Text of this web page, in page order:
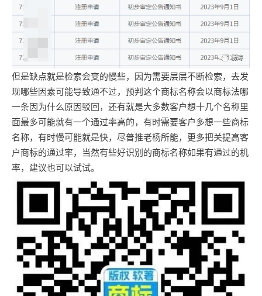
但是缺点就是检索会变的慢些，因为需要层层不断检索，去发
现哪些因素可能导致通不过，预判这个商标名称会以商标法哪
一条因为什么原因驳回，还有就是大多数客户想十几个名称里
面最多可能就有一个通过率高的，有时需要客户多想一些商标
名称，有时慢可能就是快，尽普推老杨所能，更多把关提高客
户商标的通过率，当然有些好识别的商标名称如果有通过的机
率，建议也可以试试。